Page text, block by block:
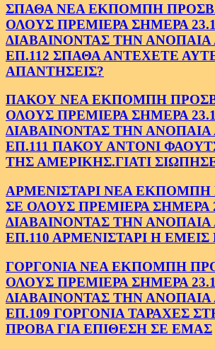
ΣΠΑΘΑ ΝΕΑ ΕΚΠΟΜΠΗ
ΟΛΟΥΣ ΠΡΕΜΙΕΡΑ ΣΗΜΕΡΑ
ΔΙΑΒΑΙΝΟΝΤΑΣ ΤΗΝ ΑΝΟΠΑΙΑ
ΕΠ.112 ΣΠΑΘΑ ΑΝΤΕΧΕΤΕ
ΑΠΑΝΤΗΣΕΙΣ?
ΠΑΚΟΥ ΝΕΑ ΕΚΠΟΜΠΗ
ΟΛΟΥΣ ΠΡΕΜΙΕΡΑ ΣΗΜΕΡΑ
ΔΙΑΒΑΙΝΟΝΤΑΣ ΤΗΝ ΑΝΟΠΑΙΑ
ΕΠ.111 ΠΑΚΟΥ ΑΝΤΟΝΙ
ΤΗΣ ΑΜΕΡΙΚΗΣ.ΓΙΑΤΙ
ΑΡΜΕΝΙΣΤΑΡΙ ΝΕΑ
ΣΕ ΟΛΟΥΣ ΠΡΕΜΙΕΡΑ ΣΗΜΕΡΑ
ΔΙΑΒΑΙΝΟΝΤΑΣ ΤΗΝ ΑΝΟΠΑΙΑ
ΕΠ.110 ΑΡΜΕΝΙΣΤΑΡΙ Η ΕΜΕΙΣ
ΓΟΡΓΟΝΙΑ ΝΕΑ ΕΚΠΟΜΠΗ
ΟΛΟΥΣ ΠΡΕΜΙΕΡΑ ΣΗΜΕΡΑ
ΔΙΑΒΑΙΝΟΝΤΑΣ ΤΗΝ ΑΝΟΠΑΙΑ
ΕΠ.109 ΓΟΡΓΟΝΙΑ ΤΑΡΑΧΕΣ
ΠΡΟΒΑ ΓΙΑ ΕΠΙΘΕΣΗ ΣΕ ΕΜΑΣ